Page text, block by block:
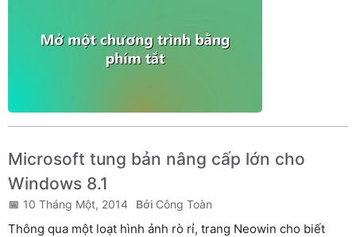
Microsoft tung bản nâng cấp lớn cho
Windows 8.1
10 Tháng Một, 2014 Công Toàn
Thông qua một loạt hình ảnh rò rỉ, trang Neowin cho biết